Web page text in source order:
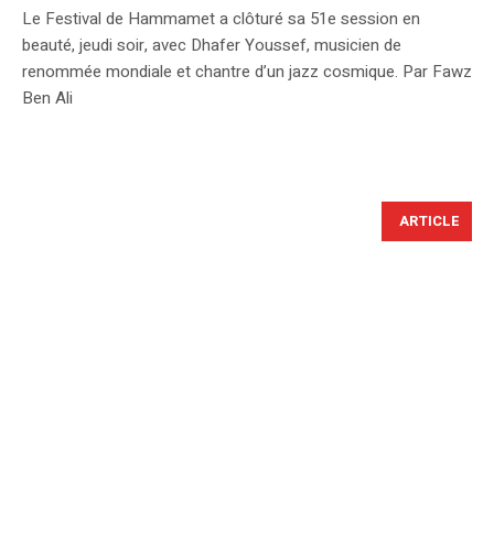
Le Festival de Hammamet a clôturé sa 51e session en
beauté, jeudi soir, avec Dhafer Youssef, musicien de
renommée mondiale et chantre d’un jazz cosmique. Par Fawz
Ben Ali
ARTICLE